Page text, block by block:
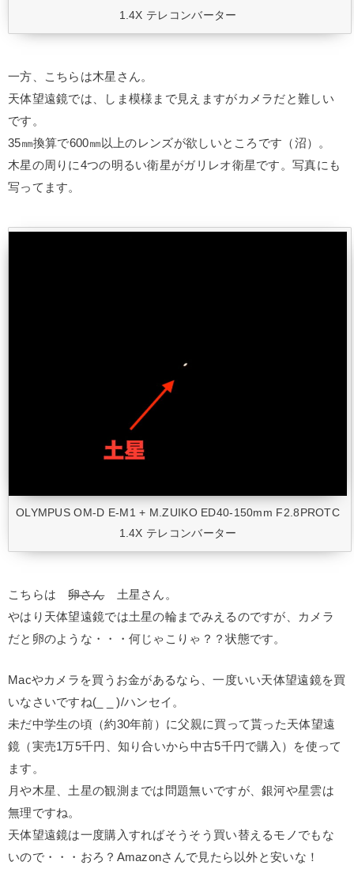
1.4X テレコンバーター
一方、こちらは木星さん。
天体望遠鏡では、しま模様まで見えますがカメラだと難しい
です。
35㎜換算で600㎜以上のレンズが欲しいところです（沼）。
木星の周りに4つの明るい衛星がガリレオ衛星です。写真にも
写ってます。
OLYMPUS OM-D E-M1 + M.ZUIKO ED40-150mm F2.8PROTC
1.4X テレコンバーター
こちらは卵さん土星さん。
やはり天体望遠鏡では土星の輪までみえるのですが、カメラ
だと卵のような・・・何じゃこりゃ？？状態です。
Macやカメラを買うお金があるなら、一度いい天体望遠鏡を買
いなさいですね(_ _ )/ハンセイ。
未だ中学生の頃（約30年前）に父親に買って貰った天体望遠
鏡（実売1万5千円、知り合いから中古5千円で購入）を使って
ます。
月や木星、土星の観測までは問題無いですが、銀河や星雲は
無理ですね。
天体望遠鏡は一度購入すればそうそう買い替えるモノでもな
いので・・・おろ？Amazonさんで見たら以外と安いな！